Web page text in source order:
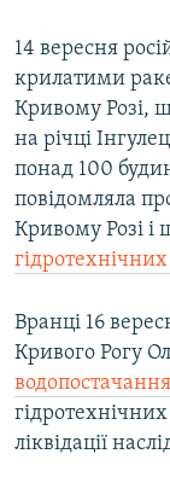
s
l
i
d
e
e
14 вересня
крилатими
Кривому Розі,
на річці
понад 100
повідомляла
Кривому Розі і
Вранці 16
Кривого Рогу
водопостачання
ліквідації